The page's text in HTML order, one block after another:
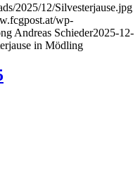
2025/12/Silvesterjause.jpg
wp-
Andreas Schieder2025-12-
in Mödling